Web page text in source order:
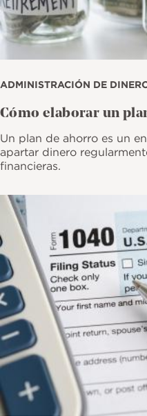
ADMINISTRACIÓN DE
Cómo elaborar un
Un plan de ahorro es un
apartar dinero
financieras.
Imagen